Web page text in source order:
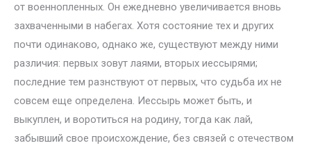
от военнопленных. Он ежедневно увеличивается вновь
захваченными в набегах. Хотя состояние тех и других
почти одинаково, однако же, существуют между ними
различия: первых зовут лаями, вторых иессырями;
последние тем разнствуют от первых, что судьба их не
совсем еще определена. Иессырь может быть, и
выкуплен, и воротиться на родину, тогда как лай,
забывший свое происхождение, без связей с отечеством